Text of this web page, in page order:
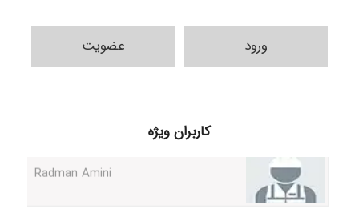
ورود عضویت
کاربران ویژه
Mohammad